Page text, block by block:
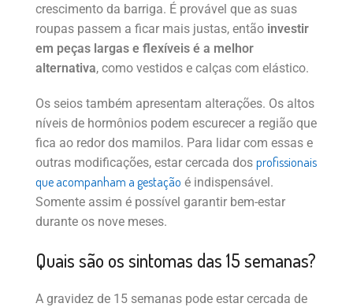
crescimento da barriga. É provável que as suas
roupas passem a ficar mais justas, então investir
em peças largas e flexíveis é a melhor
alternativa, como vestidos e calças com elástico.
Os seios também apresentam alterações. Os altos
níveis de hormônios podem escurecer a região que
fica ao redor dos mamilos. Para lidar com essas e
outras modificações, estar cercada dos profissionais
que acompanham a gestação é indispensável.
Somente assim é possível garantir bem-estar
durante os nove meses.
Quais são os sintomas das 15 semanas?
A gravidez de 15 semanas pode estar cercada de